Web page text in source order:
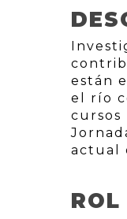
están
el río
cursos
actual